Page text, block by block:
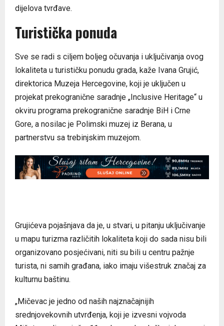
dijelova tvrđave.
Turistička ponuda
Sve se radi s ciljem boljeg očuvanja i uključivanja ovog
lokaliteta u turističku ponudu grada, kaže Ivana Grujić,
direktorica Muzeja Hercegovine, koji je uključen u
projekat prekogranične saradnje „Inclusive Heritage“ u
okviru programa prekogranične saradnje BiH i Crne
Gore, a nosilac je Polimski muzej iz Berana, u
partnerstvu sa trebinjskim muzejom.
Grujićeva pojašnjava da je, u stvari, u pitanju uključivanje
u mapu turizma različitih lokaliteta koji do sada nisu bili
organizovano posjećivani, niti su bili u centru pažnje
turista, ni samih građana, iako imaju višestruk značaj za
kulturnu baštinu.
„Mičevac je jedno od naših najznačajnijih
srednjovekovnih utvrđenja, koji je izvesni vojvoda